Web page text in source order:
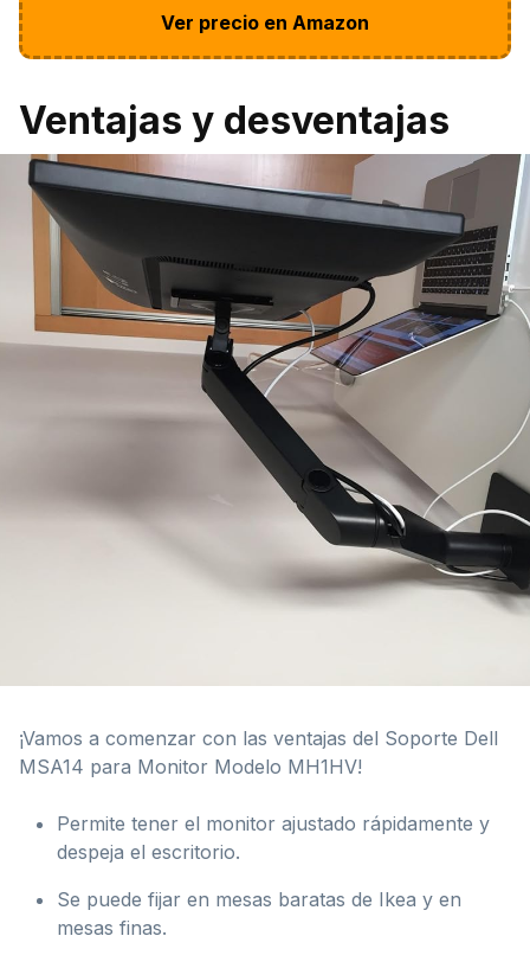
Ver precio en Amazon
Ventajas y desventajas
¡Vamos a comenzar con las ventajas del Soporte Dell
MSA14 para Monitor Modelo ‎MH1HV!
Permite tener el monitor ajustado rápidamente y
despeja el escritorio.
Se puede fijar en mesas baratas de Ikea y en
mesas finas.